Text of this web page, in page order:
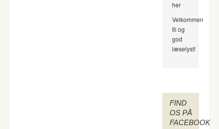
her
Velkommen
til og
god
læselyst!
FIND
OS PÅ
FACEBOOK